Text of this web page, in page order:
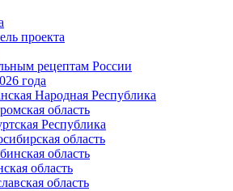
проекта
рецептам России
года
Народная Республика
область
Республика
область
область
область
область